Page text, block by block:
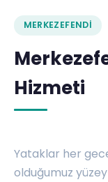
MERKEZEFENDI
Hizmeti
Yataklar her
olduğumuz